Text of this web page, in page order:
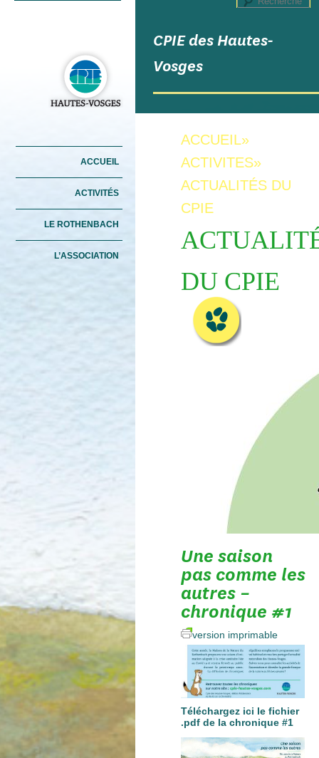
ALLER AU CONTENU
PRINCIPAL
ALLER AU CONTENU
SECONDAIRE
ACCUEIL
ACTIVITÉS
LE ROTHENBACH
L’ASSOCIATION
CPIE des Hautes-
Vosges
ACCUEIL»
ACTIVITES»
ACTUALITÉS DU
CPIE
DU CPIE
Une saison
pas comme les
autres –
chronique #1
version imprimable
Téléchargez ici le fichier
.pdf de la chronique #1